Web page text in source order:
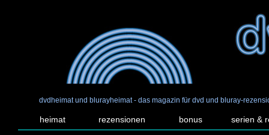
dvdheimat und blurayheimat - das magazin für dvd und bluray-
heimat rezensionen bonus serien &